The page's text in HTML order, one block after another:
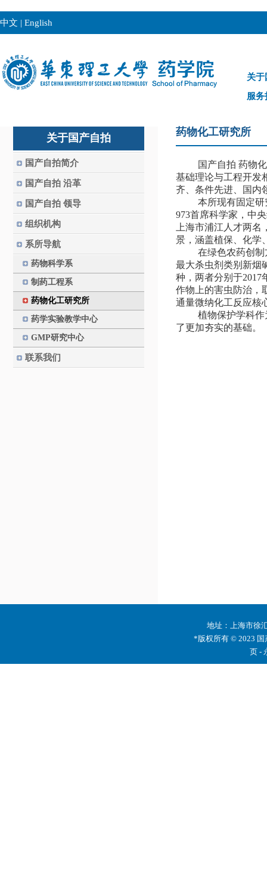
中文 | English
关于
服务
关于国产自拍
国产自拍简介
国产自拍 沿革
国产自拍 领导
组织机构
系所导航
药物科学系
制药工程系
药物化工研究所
药学实验教学中心
GMP研究中心
联系我们
药物化工研究所
国产自拍 药物
基础理论与工程开发
齐、条件先进、国内
本所现有固定研
973首席科学家，中
上海市浦江人才两
景，涵盖植保、化学
在绿色农药创
最大杀虫剂类别新烟
种，两者分别于2017
作物上的害虫防治，
通量微纳化工反应核
植物保护学科
了更加夯实的基础。
地址：上海市徐
*版权所有 © 2023 国
页 -